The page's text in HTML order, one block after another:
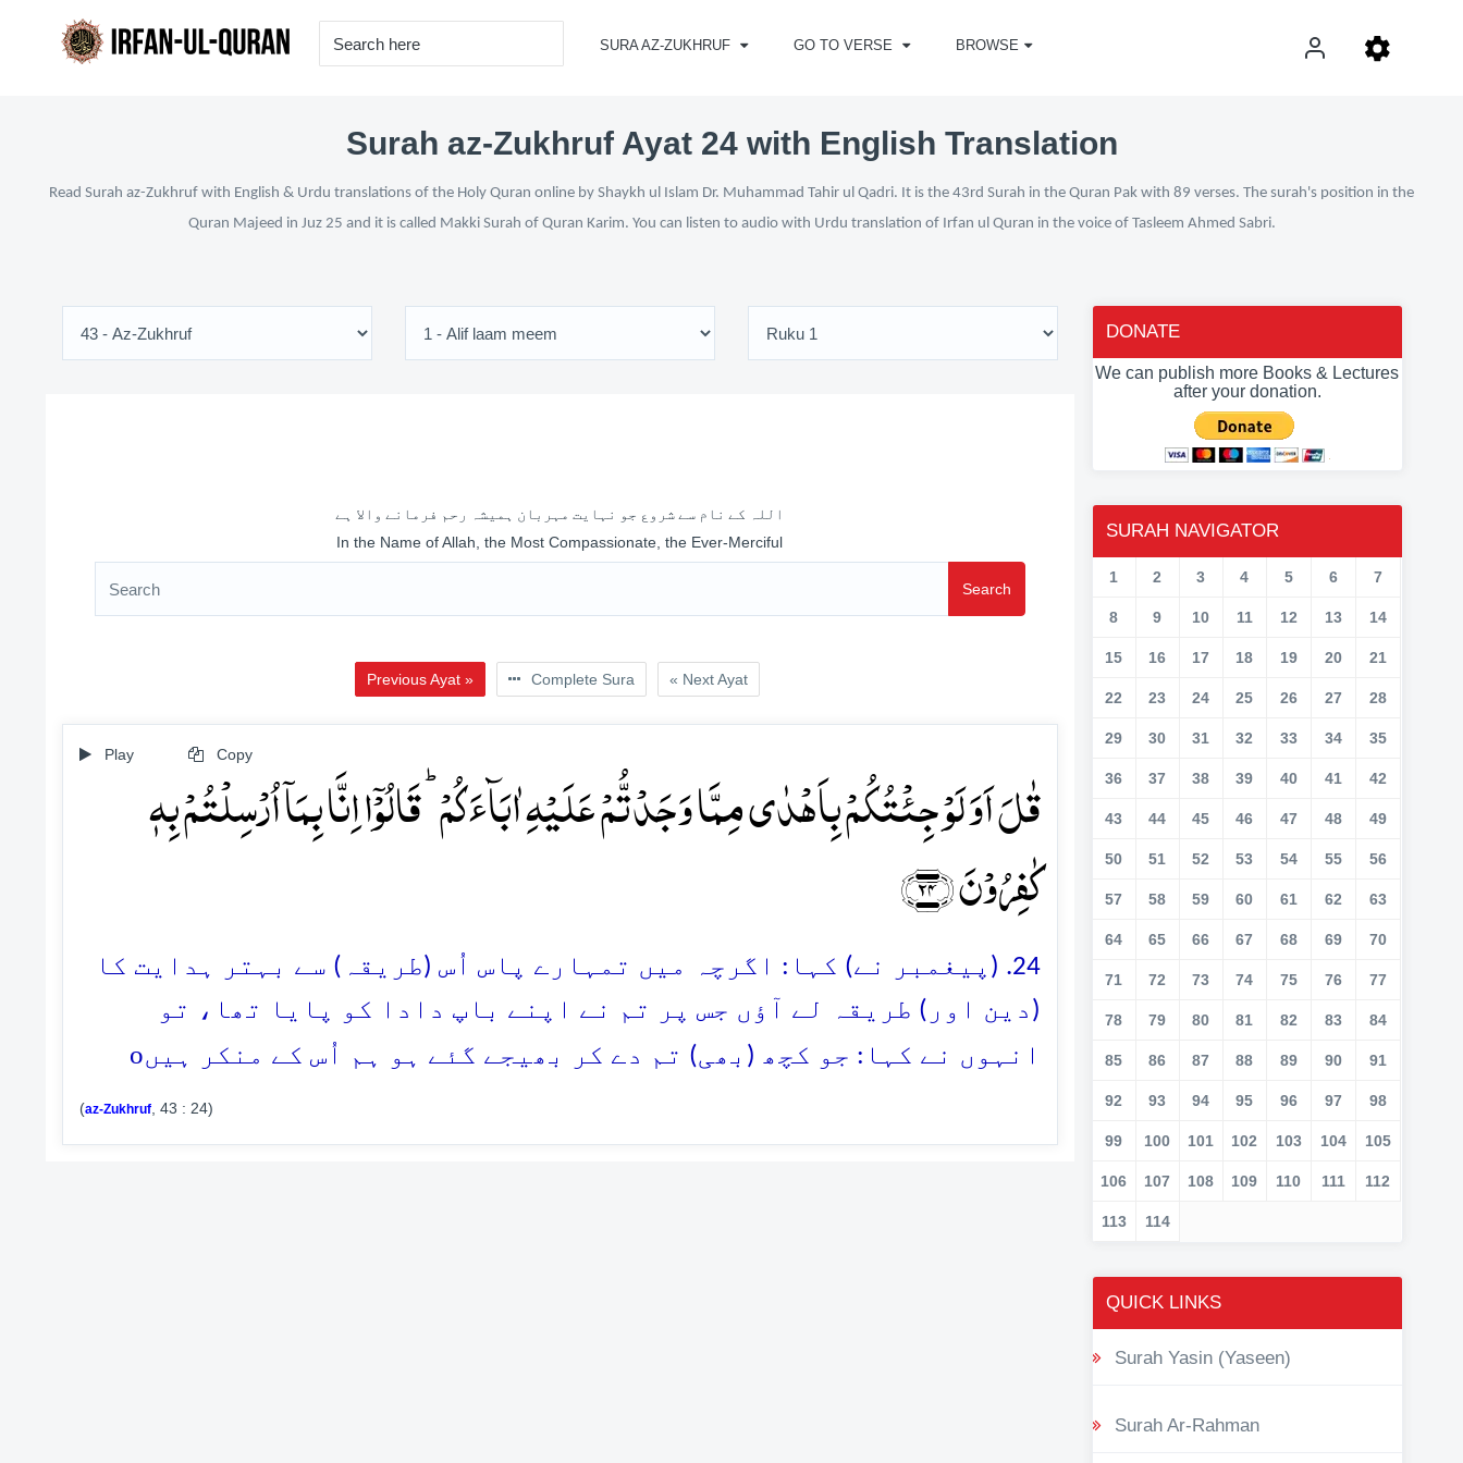
SURA AZ-ZUKHRUF GO TO VERSE BROWSE
Surah az-Zukhruf Ayat 24 with English Translation
Read Surah az-Zukhruf with English & Urdu translations of the Holy Quran online by Shaykh ul Islam Dr. Muhammad Tahir ul Qadri. It is the 43rd Surah in the Quran Pak with 89 verses. The surah's position in the
Quran Majeed in Juz 25 and it is called Makki Surah of Quran Karim. You can listen to audio with Urdu translation of Irfan ul Quran in the voice of Tasleem Ahmed Sabri.
اللہ کے نام سے شروع جو نہایت مہربان ہمیشہ رحم فرمانے والا ہے
In the Name of Allah, the Most Compassionate, the Ever-Merciful
Search
Previous Ayat » Complete Sura « Next Ayat
Play Copy
قٰلَ اَوَ لَوۡ جِئۡتُکُمۡ بِاَہۡدٰی مِمَّا وَجَدۡتُّمۡ عَلَیۡہِ اٰبَآءَکُمۡ ؕ قَالُوۡۤا اِنَّا بِمَاۤ اُرۡسِلۡتُمۡ بِہٖ
کٰفِرُوۡنَ ﴿۲۴﴾
24. (پیغمبر نے) کہا: اگرچہ میں تمہارے پاس اُس (طریقہ) سے بہتر ہدایت کا
(دین اور) طریقہ لے آؤں جس پر تم نے اپنے باپ دادا کو پایا تھا، تو
انہوں نے کہا: جو کچھ (بھی) تم دے کر بھیجے گئے ہو ہم اُس کے منکر ہیںo
(az-Zukhruf, 43 : 24)
DONATE
We can publish more Books & Lectures
after your donation.
SURAH NAVIGATOR
1 2 3 4 5 6 7
8 9 10 11 12 13 14
15 16 17 18 19 20 21
22 23 24 25 26 27 28
29 30 31 32 33 34 35
36 37 38 39 40 41 42
43 44 45 46 47 48 49
50 51 52 53 54 55 56
57 58 59 60 61 62 63
64 65 66 67 68 69 70
71 72 73 74 75 76 77
78 79 80 81 82 83 84
85 86 87 88 89 90 91
92 93 94 95 96 97 98
99 100 101 102 103 104 105
106 107 108 109 110 111 112
113 114
QUICK LINKS
Surah Yasin (Yaseen)
Surah Ar-Rahman